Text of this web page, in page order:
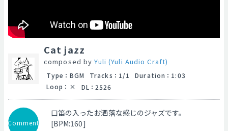
Cat jazz
composed byYuli (Yuli Audio Craft)
Type ： BGM Tracks ： 1/1 Duration ： 1:03
Loop ： DL ： 2526
Comment
口笛の入ったお洒落な感じのジャズです。
[BPM:160]